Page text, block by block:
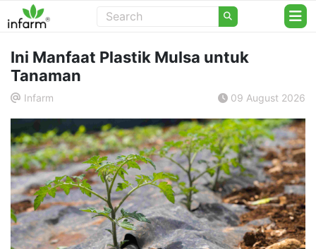
Ini Manfaat Plastik Mulsa untuk
Tanaman
Infarm 09 August 2026